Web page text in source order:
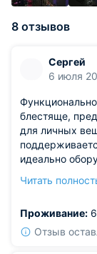
8 отзывов
Сергей
6 июля
блестяще,
для личных
идеально
с первых
желание
Читать
Проживание:
Отзыв